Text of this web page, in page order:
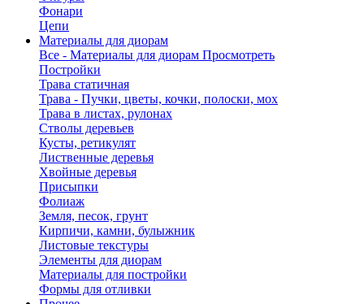
Фонари
Цепи
Материалы для диорам
Все - Материалы для диорам Просмотреть
Постройки
Трава статичная
Трава - Пучки, цветы, кочки, полоски, мох
Трава в листах, рулонах
Стволы деревьев
Кусты, ретикулят
Лиственные деревья
Хвойные деревья
Присыпки
Фолиаж
Земля, песок, грунт
Кирпичи, камни, булыжник
Листовые текстуры
Элементы для диорам
Материалы для постройки
Формы для отливки